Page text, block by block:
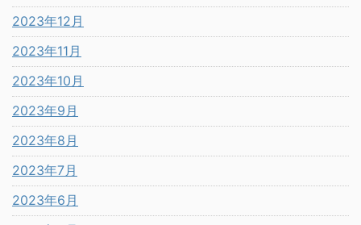
2023年12月
2023年11月
2023年10月
2023年9月
2023年8月
2023年7月
2023年6月